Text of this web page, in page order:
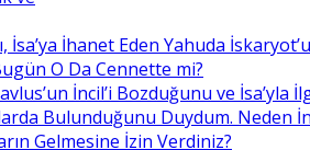
İsa’ya İhanet Eden Yahuda
O Da Cennette mi?
İncil’i Bozduğunu ve İsa’yla
Bulunduğunu Duydum. Neden
Gelmesine İzin Verdiniz?